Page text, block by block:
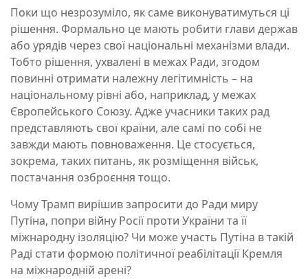
Поки що незрозуміло, як саме виконуватимуться ці
рішення. Формально це мають робити глави держав
або урядів через свої національні механізми влади.
Тобто рішення, ухвалені в межах Ради, згодом
повинні отримати належну легітимність – на
національному рівні або, наприклад, у межах
Європейського Союзу. Адже учасники таких рад
представляють свої країни, але самі по собі не
завжди мають повноваження. Це стосується,
зокрема, таких питань, як розміщення військ,
постачання озброєння тощо.
Чому Трамп вирішив запросити до Ради миру
Путіна, попри війну Росії проти України та її
міжнародну ізоляцію? Чи може участь Путіна в такій
Раді стати формою політичної реабілітації Кремля
на міжнародній арені?